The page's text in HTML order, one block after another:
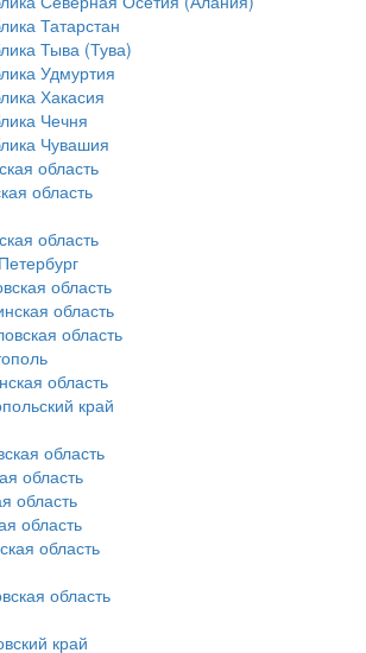
Татарстан
Тыва (Тува)
Удмуртия
Хакасия
Чечня
Чувашия
область
область
область
область
область
область
область
край
область
область
область
область
область
область
край